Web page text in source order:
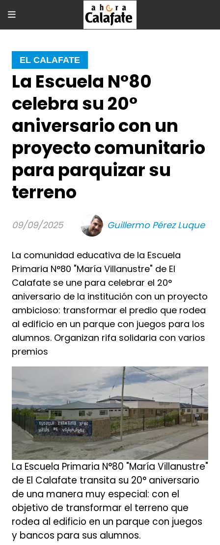
La Escuela N°80
celebra su 20°
aniversario con un
proyecto comunitario
para parquizar su
terreno
La comunidad educativa de la Escuela
Primaria N°80 "María Villanustre" de El
Calafate se une para celebrar el 20°
aniversario de la institución con un proyecto
ambicioso: transformar el predio que rodea
al edificio en un parque con juegos para los
alumnos. Organizan rifa solidaria con varios
premios
EL CALAFATE
09/09/2025 Guillermo Pérez Luque
La Escuela Primaria N°80 "María Villanustre"
de El Calafate transita su 20° aniversario
de una manera muy especial: con el
objetivo de transformar el terreno que
rodea al edificio en un parque con juegos
y bancos para sus alumnos.